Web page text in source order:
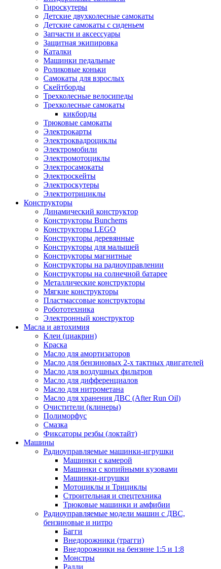
Гироскутеры
Детские двухколесные самокаты
Детские самокаты с сиденьем
Запчасти и аксессуары
Защитная экипировка
Каталки
Машинки педальные
Роликовые коньки
Самокаты для взрослых
Скейтборды
Трехколесные велосипеды
Трехколесные самокаты
кикборды
Трюковые самокаты
Электрокарты
Электроквадроциклы
Электромобили
Электромотоциклы
Электросамокаты
Электроскейты
Электроскутеры
Электротрициклы
Конструкторы
Динамический конструктор
Конструкторы Bunchems
Конструкторы LEGO
Конструкторы деревянные
Конструкторы для малышей
Конструкторы магнитные
Конструкторы на радиоуправлении
Конструкторы на солнечной батарее
Металлические конструкторы
Мягкие конструкторы
Пластмассовые конструкторы
Робототехника
Электронный конструктор
Масла и автохимия
Клеи (циакрин)
Краска
Масло для амортизаторов
Масло для бензиновых 2-х тактных двигателей
Масло для воздушных фильтров
Масло для дифференциалов
Масло для нитрометана
Масло для хранения ДВС (After Run Oil)
Очистители (клинеры)
Полиморфус
Смазка
Фиксаторы резбы (локтайт)
Машины
Радиоуправляемые машинки-игрушки
Машинки с камерой
Машинки с копийными кузовами
Машинки-игрушки
Мотоциклы и Трициклы
Строительная и спецтехника
Трюковые машинки и амфибии
Радиоуправляемые модели машин с ДВС,
бензиновые и нитро
Багги
Внедорожники (трагги)
Внедорожники на бензине 1:5 и 1:8
Монстры
Ралли